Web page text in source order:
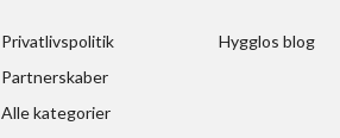
Privatlivspolitik
Partnerskaber
Alle kategorier
Hygglos blog